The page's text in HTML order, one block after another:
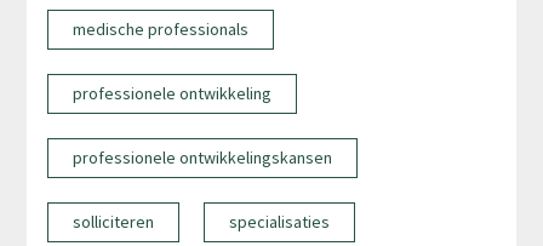
medische professionals
professionele ontwikkeling
professionele ontwikkelingskansen
solliciteren specialisaties